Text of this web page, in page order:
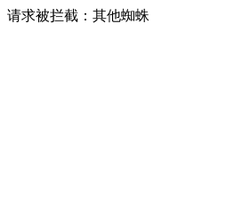
请求被拦截：其他蜘蛛